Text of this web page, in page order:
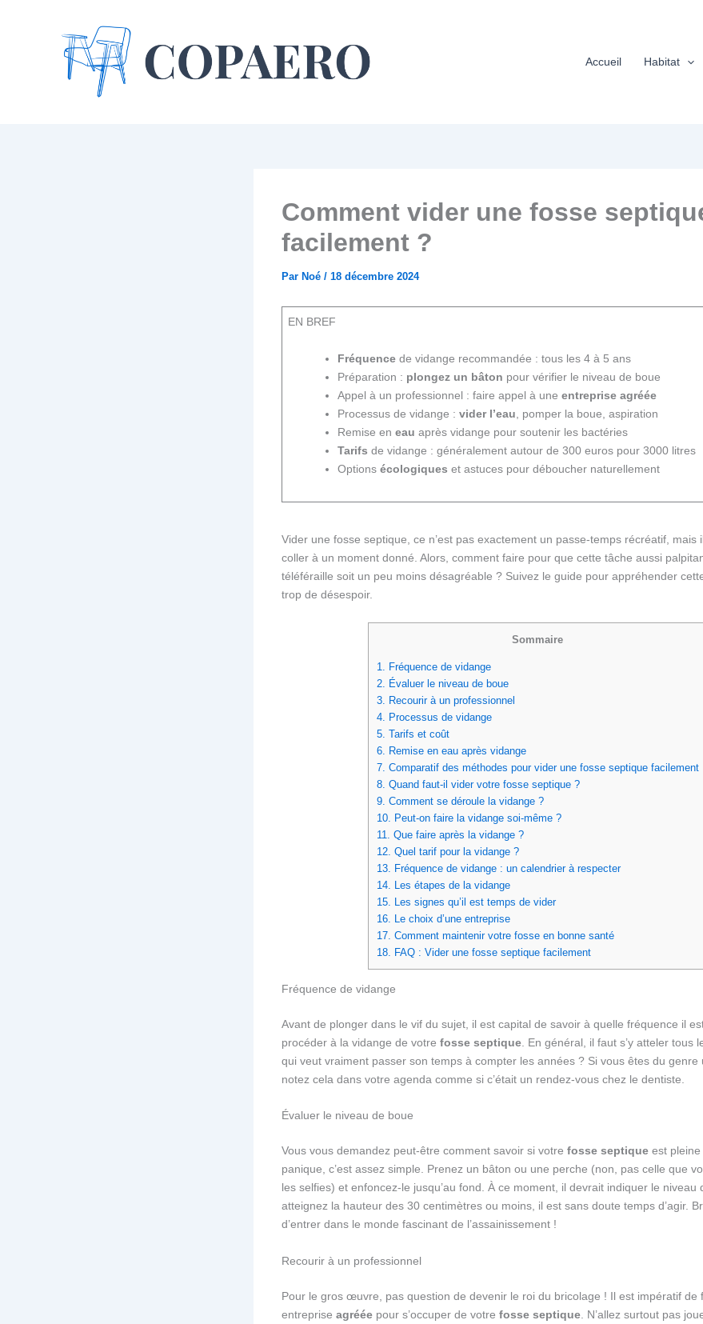
Accueil
Habitat
Comment vider une fosse
facilement ?
Par Noé / 18 décembre 2024
EN BREF
Fréquence de vidange recommandée : tous les 4 à 5 ans
Préparation : plongez un bâton pour vérifier le niveau de boue
Appel à un professionnel : faire appel à une entreprise agréée
Processus de vidange : vider l’eau , pomper la boue, aspiration
Remise en eau après vidange pour soutenir les bactéries
Tarifs de vidange : généralement autour de 300 euros pour 3000 litres
Options écologiques et astuces pour déboucher naturellement
Vider une fosse septique, ce n’est pas exactement un passe-temps récréatif, mais
coller à un moment donné. Alors, comment faire pour que cette tâche aussi
téléféraille soit un peu moins désagréable ? Suivez le guide pour appréhender
trop de désespoir.
Sommaire
1.
Fréquence de vidange
2.
Évaluer le niveau de boue
3.
Recourir à un professionnel
4.
Processus de vidange
5. Tarifs et coût
6.
Remise en eau après vidange
7. Comparatif des méthodes pour vider une fosse septique facilement
8. Quand faut-il vider votre fosse septique ?
9. Comment se déroule la vidange ?
10.
Peut-on faire la vidange soi-même ?
11.
Que faire après la vidange ?
12. Quel tarif pour la vidange ?
13.
Fréquence de vidange : un calendrier à respecter
14.
Les étapes de la vidange
15.
Les signes qu’il est temps de vider
16.
Le choix d’une entreprise
17. Comment maintenir votre fosse en bonne santé
18.
FAQ : Vider une fosse septique facilement
Fréquence de vidange
Avant de plonger dans le vif du sujet, il est capital de savoir à quelle fréquence il
procéder à la vidange de votre fosse septique . En général, il faut s’y atteler tous
qui veut vraiment passer son temps à compter les années ? Si vous êtes du genre
notez cela dans votre agenda comme si c’était un rendez-vous chez le dentiste.
Évaluer le niveau de boue
Vous vous demandez peut-être comment savoir si votre fosse septique est
panique, c’est assez simple. Prenez un bâton ou une perche (non, pas celle que
les selfies) et enfoncez-le jusqu’au fond. À ce moment, il devrait indiquer le niveau
atteignez la hauteur des 30 centimètres ou moins, il est sans doute temps d’agir.
d’entrer dans le monde fascinant de l’assainissement !
Recourir à un professionnel
Pour le gros œuvre, pas question de devenir le roi du bricolage ! Il est impératif de
entreprise agréée pour s’occuper de votre fosse septique . N’allez surtout pas